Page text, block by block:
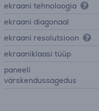
ekraani tehnoloogia
ekraani diagonaal
ekraani resolutsioon
ekraaniklaasi tüüp
paneeli
värskendussagedus